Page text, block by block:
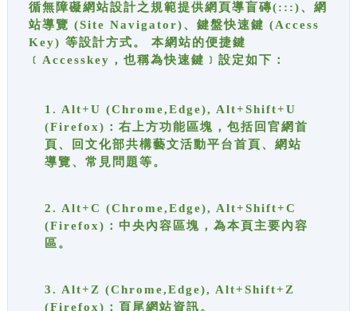
循無障礙網站設計之規範提供網頁導盲磚(:::)、網
站導覽 (Site Navigator)、鍵盤快速鍵 (Access
Key) 等設計方式。 本網站的便捷鍵
﹝Accesskey，也稱為快速鍵﹞設定如下：
1. Alt+U (Chrome,Edge), Alt+Shift+U
(Firefox)：右上方功能區塊，包括回官網首
頁、回文化部共構藝文活動平台首頁、網站
導覽、常見問題等。
2. Alt+C (Chrome,Edge), Alt+Shift+C
(Firefox)：中央內容區塊，為本頁主要內容
區。
3. Alt+Z (Chrome,Edge), Alt+Shift+Z
(Firefox)：頁尾網站資訊。